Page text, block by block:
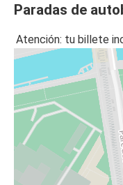
Paradas de
Atención: tu billete